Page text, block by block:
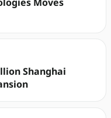
Moves
Shanghai